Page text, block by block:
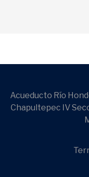
Acueducto Río
Chapultepec IV